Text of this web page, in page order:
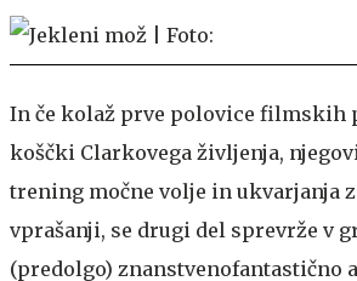
In če kolaž prve polovice filmskih
koščki Clarkovega življenja,
trening močne volje in ukvarjanja
vprašanji, se drugi del sprevrže v
(predolgo) znanstvenofantastično